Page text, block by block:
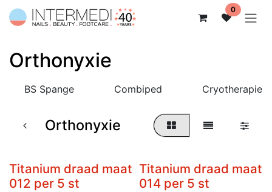
Overslaan naar inhoud 0
Orthonyxie
BS Spange Combiped Cryotherapie
Orthonyxie
Titanium draad maat
012 per 5 st
Titanium draad maat
014 per 5 st